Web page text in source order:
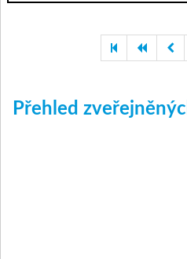
Přehled